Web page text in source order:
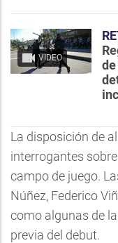
VIDEO
La disposición de
interrogantes
campo de juego.
Núñez, Federico
como algunas de
previa del debut.